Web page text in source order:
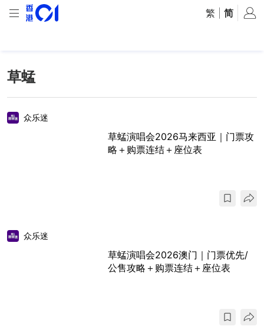
繁 简
草蜢
众乐迷
草蜢演唱会2026马来西亚｜门票攻
略＋购票连结＋座位表
众乐迷
草蜢演唱会2026澳门｜门票优先/
公售攻略＋购票连结＋座位表